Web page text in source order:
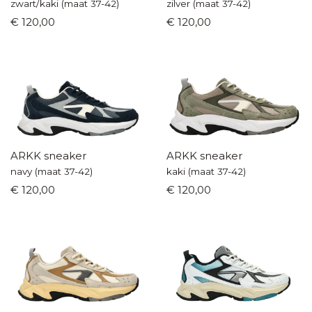
zwart/kaki (maat 37-42)
€ 120,00
zilver (maat 37-42)
€ 120,00
ARKK sneaker
navy (maat 37-42)
€ 120,00
ARKK sneaker
kaki (maat 37-42)
€ 120,00